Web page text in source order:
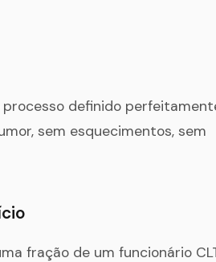
definido
sem esquecimentos, sem
fração de um funcionário